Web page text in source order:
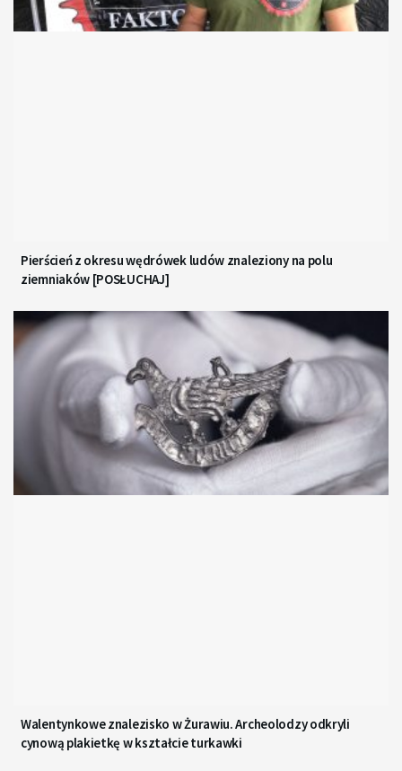
Pierścień z okresu wędrówek ludów znaleziony na polu
ziemniaków [POSŁUCHAJ]
Walentynkowe znalezisko w Żurawiu. Archeolodzy odkryli
cynową plakietkę w kształcie turkawki